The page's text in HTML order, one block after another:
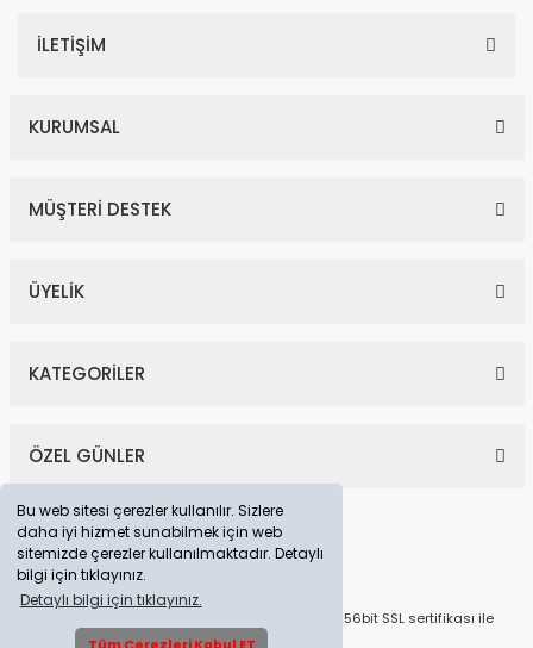
Bu web sitesi çerezler kullanılır. Sizlere
daha iyi hizmet sunabilmek için web
sitemizde çerezler kullanılmaktadır. Detaylı
bilgi için tıklayınız.
Detaylı bilgi için tıklayınız.
İLETİŞİM
KURUMSAL
MÜŞTERİ DESTEK
ÜYELİK
KATEGORİLER
ÖZEL GÜNLER
© Tüm Hakları Saklıdır. Kredi kartı bilgileriniz 256bit SSL sertifikası ile
korunmaktadır.